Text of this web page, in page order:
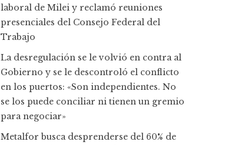
laboral de Milei y reclamó reuniones
presenciales del Consejo Federal del
Trabajo
La desregulación se le volvió en contra al
Gobierno y se le descontroló el conflicto
en los puertos: «Son independientes. No
se los puede conciliar ni tienen un gremio
para negociar»
Metalfor busca desprenderse del 60% de